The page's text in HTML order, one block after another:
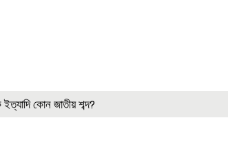
ইত্যাদি কোন জাতীয় শব্দ?